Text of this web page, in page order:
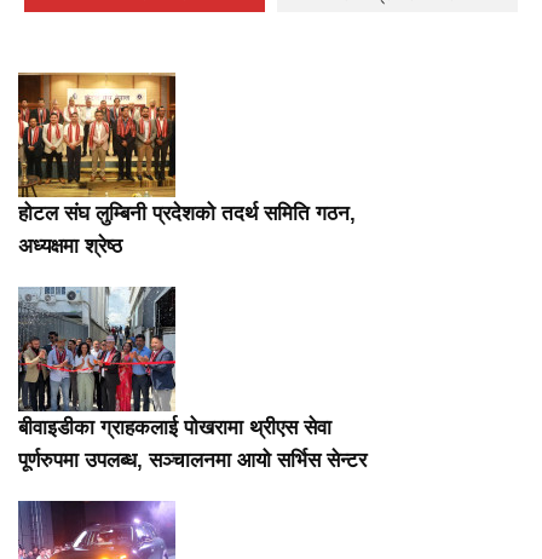
होटल संघ लुम्बिनी प्रदेशको तदर्थ समिति गठन,
अध्यक्षमा श्रेष्ठ
बीवाइडीका ग्राहकलाई पोखरामा थ्रीएस सेवा
पूर्णरुपमा उपलब्ध, सञ्चालनमा आयो सर्भिस सेन्टर